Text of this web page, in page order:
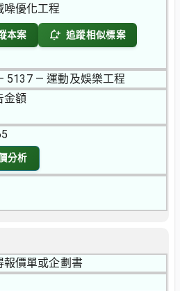
噪優化工程
本案 追蹤相似標案
5137 — 運動及娛樂工程
金額
分析
報價單或企劃書